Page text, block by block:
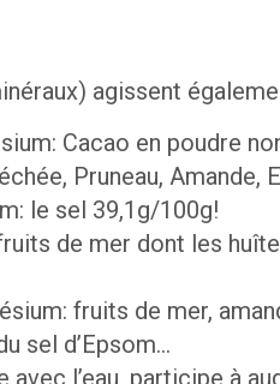
agissent
Cacao en poudre
Pruneau, Amande,
le sel 39,1g/100g!
de mer dont les
fruits de mer,
sel d’Epsom…
l’eau, participe à